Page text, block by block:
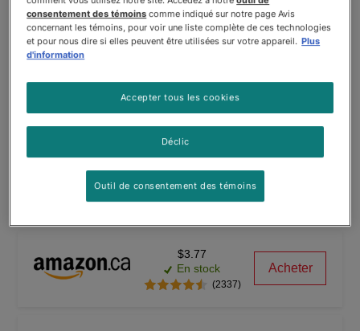
Mise à jour du produit
Purinaᴹᴰ DentaLife Chewsᴹᴰ
Gâteries à Mâcher pour Chiens
pour Petites Races
Purinaᴹᴰ DentaLife Chewsᴹᴰ Gâteries à Mâcher pour Chiens
$3.77
En stock
(2337)
Acheter
consentement des témoins comme indiqué sur notre page Avis
concernant les témoins, pour voir une liste complète de ces technologies
et pour nous dire si elles peuvent être utilisées sur votre appareil. Plus
d'information
Déclic
Accepter tous les cookies
Outil de consentement des témoins